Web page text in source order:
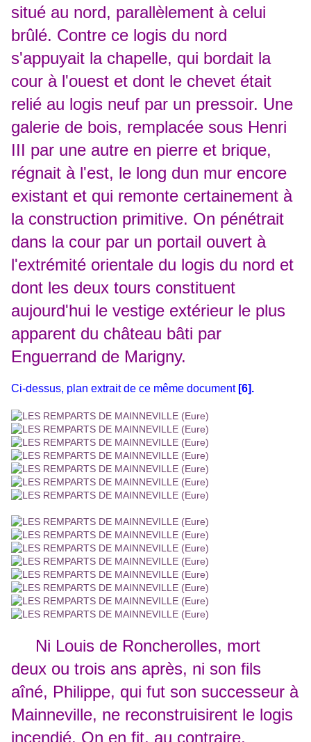
situé au nord, parallèlement à celui
brûlé. Contre ce logis du nord
s'appuyait la chapelle, qui bordait la
cour à l'ouest et dont le chevet était
relié au logis neuf par un pressoir. Une
galerie de bois, remplacée sous Henri
III par une autre en pierre et brique,
régnait à l'est, le long dun mur encore
existant et qui remonte certainement à
la construction primitive. On pénétrait
dans la cour par un portail ouvert à
l'extrémité orientale du logis du nord et
dont les deux tours constituent
aujourd'hui le vestige extérieur le plus
apparent du château bâti par
Enguerrand de Marigny.
Ci-dessus, plan extrait de ce même document [6].
Ni Louis de Roncherolles, mort
deux ou trois ans après, ni son fils
aîné, Philippe, qui fut son successeur à
Mainneville, ne reconstruisirent le logis
incendié. On en fit, au contraire,